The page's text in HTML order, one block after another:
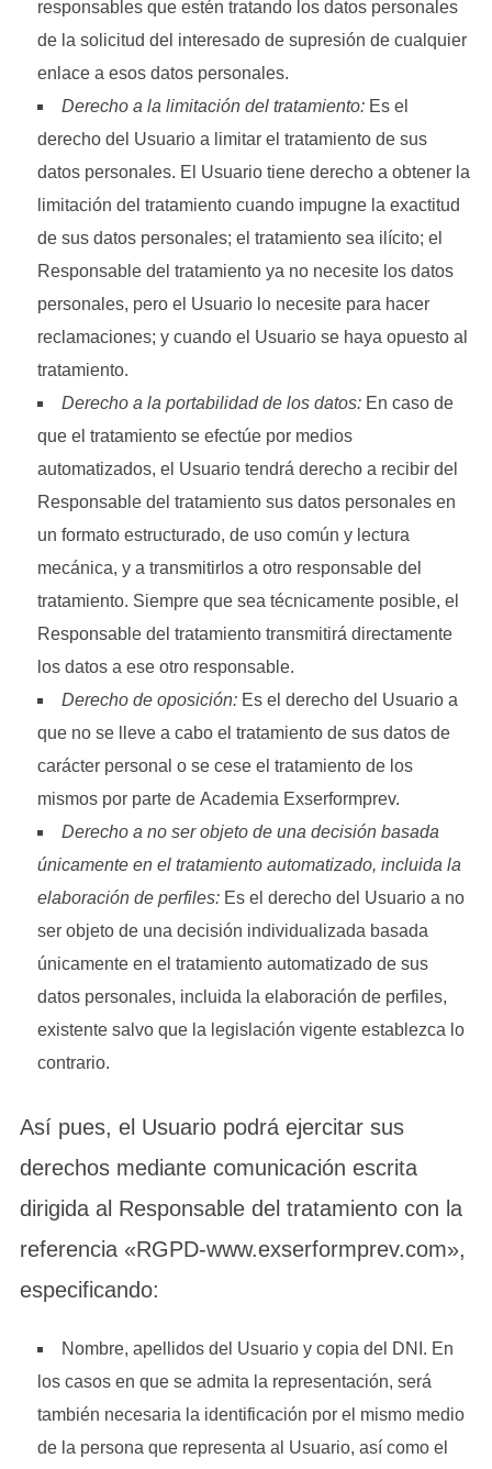
responsables que estén tratando los datos personales
de la solicitud del interesado de supresión de cualquier
enlace a esos datos personales.
Derecho a la limitación del tratamiento:Es el
derecho del Usuario a limitar el tratamiento de sus
datos personales. El Usuario tiene derecho a obtener la
limitación del tratamiento cuando impugne la exactitud
de sus datos personales; el tratamiento sea ilícito; el
Responsable del tratamiento ya no necesite los datos
personales, pero el Usuario lo necesite para hacer
reclamaciones; y cuando el Usuario se haya opuesto al
tratamiento.
Derecho a la portabilidad de los datos:En caso de
que el tratamiento se efectúe por medios
automatizados, el Usuario tendrá derecho a recibir del
Responsable del tratamiento sus datos personales en
un formato estructurado, de uso común y lectura
mecánica, y a transmitirlos a otro responsable del
tratamiento. Siempre que sea técnicamente posible, el
Responsable del tratamiento transmitirá directamente
los datos a ese otro responsable.
Derecho de oposición:Es el derecho del Usuario a
que no se lleve a cabo el tratamiento de sus datos de
carácter personal o se cese el tratamiento de los
mismos por parte de Academia Exserformprev.
Derecho a no ser objeto de una decisión basada
únicamente en el tratamiento automatizado, incluida la
elaboración de perfiles:Es el derecho del Usuario a no
ser objeto de una decisión individualizada basada
únicamente en el tratamiento automatizado de sus
datos personales, incluida la elaboración de perfiles,
existente salvo que la legislación vigente establezca lo
contrario.
Así pues, el Usuario podrá ejercitar sus
derechos mediante comunicación escrita
dirigida al Responsable del tratamiento con la
referencia «RGPD-www.exserformprev.com»,
especificando:
Nombre, apellidos del Usuario y copia del DNI. En
los casos en que se admita la representación, será
también necesaria la identificación por el mismo medio
de la persona que representa al Usuario, así como el